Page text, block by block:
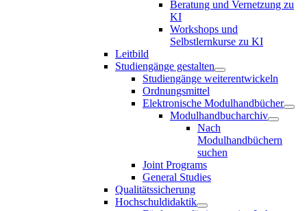
Beratung und Vernetzung zu
KI
Workshops und
Selbstlernkurse zu KI
Leitbild
Studiengänge gestalten
Studiengänge weiterentwickeln
Ordnungsmittel
Elektronische Modulhandbücher
Modulhandbucharchiv
Nach
Modulhandbüchern
suchen
Joint Programs
General Studies
Qualitätssicherung
Hochschuldidaktik